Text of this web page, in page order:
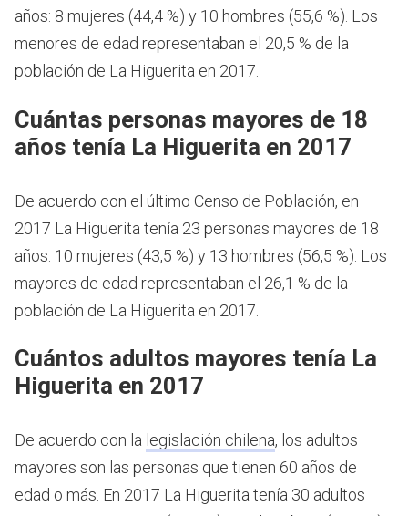
años: 8 mujeres (44,4 %) y 10 hombres (55,6 %). Los
menores de edad representaban el 20,5 % de la
población de La Higuerita en 2017.
Cuántas personas mayores de 18
años tenía La Higuerita en 2017
De acuerdo con el último Censo de Población, en
2017 La Higuerita tenía 23 personas mayores de 18
años: 10 mujeres (43,5 %) y 13 hombres (56,5 %). Los
mayores de edad representaban el 26,1 % de la
población de La Higuerita en 2017.
Cuántos adultos mayores tenía La
Higuerita en 2017
De acuerdo con la legislación chilena, los adultos
mayores son las personas que tienen 60 años de
edad o más. En 2017 La Higuerita tenía 30 adultos